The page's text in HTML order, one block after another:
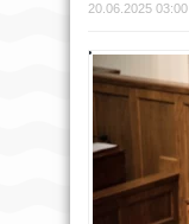
20.06.2025 03:00